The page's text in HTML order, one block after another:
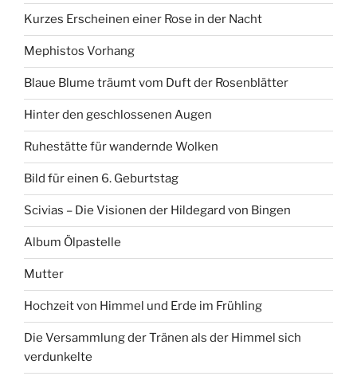
Kurzes Erscheinen einer Rose in der Nacht
Mephistos Vorhang
Blaue Blume träumt vom Duft der Rosenblätter
Hinter den geschlossenen Augen
Ruhestätte für wandernde Wolken
Bild für einen 6. Geburtstag
Scivias – Die Visionen der Hildegard von Bingen
Album Ölpastelle
Mutter
Hochzeit von Himmel und Erde im Frühling
Die Versammlung der Tränen als der Himmel sich
verdunkelte